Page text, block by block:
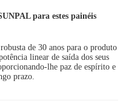
para estes painéis
de 30 anos para o produto
linear de saída dos seus
lhe paz de espírito e
prazo.